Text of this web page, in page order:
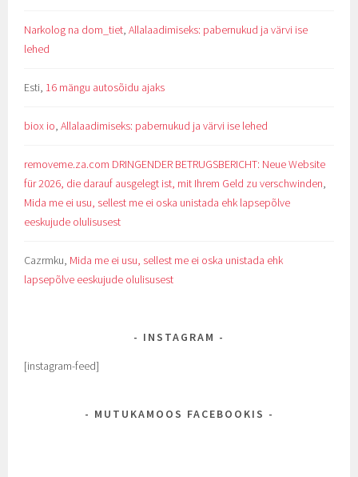
Narkolog na dom_tiet,Allalaadimiseks: pabernukud ja värvi ise
lehed
Esti, 16 mängu autosõidu ajaks
biox io,Allalaadimiseks: pabernukud ja värvi ise lehed
removeme.za.com DRINGENDER BETRUGSBERICHT: Neue Website
für 2026, die darauf ausgelegt ist, mit Ihrem Geld zu verschwinden,
Mida me ei usu, sellest me ei oska unistada ehk lapsepõlve
eeskujude olulisusest
Cazrmku, Mida me ei usu, sellest me ei oska unistada ehk
lapsepõlve eeskujude olulisusest
INSTAGRAM
[instagram-feed]
MUTUKAMOOS FACEBOOKIS